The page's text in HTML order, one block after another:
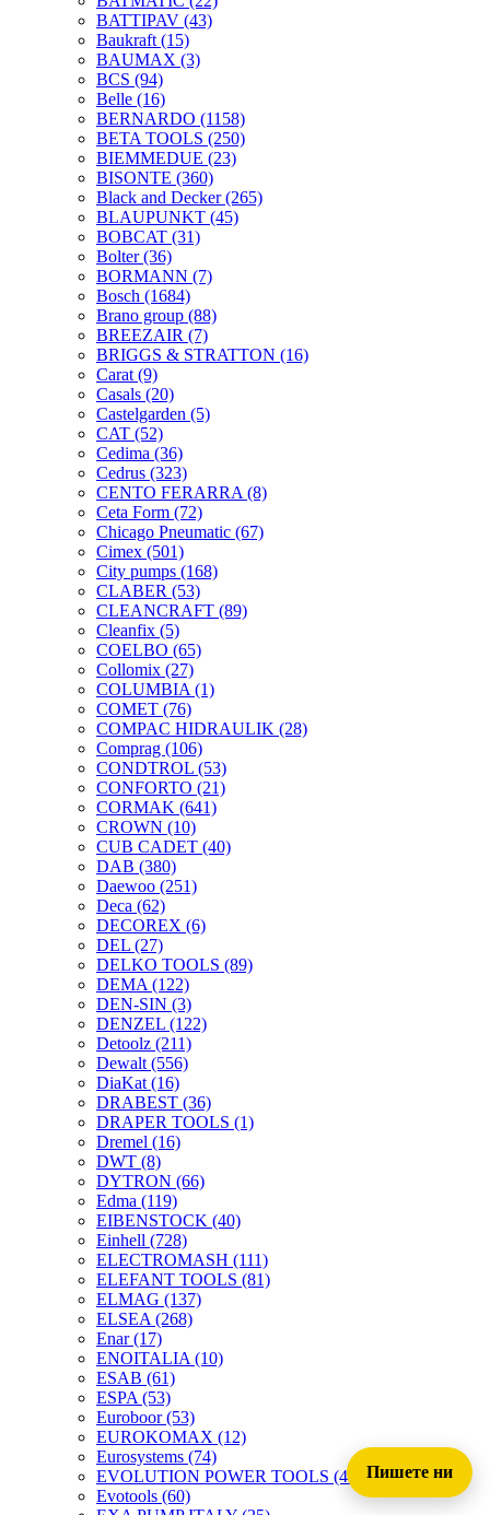
BATTIPAV (43)
Baukraft (15)
BAUMAX (3)
BCS (94)
Belle (16)
BERNARDO (1158)
BETA TOOLS (250)
BIEMMEDUE (23)
BISONTE (360)
Black and Decker(265)
BLAUPUNKT (45)
BOBCAT (31)
Bolter(36)
BORMANN (7)
Bosch (1684)
Brano group (88)
BREEZAIR (7)
BRIGGS & STRATTON (16)
Carat (9)
Casals (20)
Castelgarden (5)
CAT (52)
Cedima (36)
Cedrus (323)
CENTO FERARRA (8)
Ceta Form (72)
Chicago Pneumatic (67)
Cimex (501)
City pumps (168)
CLABER (53)
CLEANCRAFT (89)
Cleanfix (5)
COELBO (65)
Collomix (27)
COLUMBIA (1)
COMET (76)
COMPAC HIDRAULIK (28)
Comprag (106)
CONDTROL (53)
CONFORTO (21)
CORMAK (641)
CROWN (10)
CUB CADET (40)
DAB (380)
Daewoo (251)
Deca (62)
DECOREX (6)
DEL (27)
DELKO TOOLS (89)
DEMA (122)
DEN-SIN (3)
DENZEL (122)
Detoolz (211)
Dewalt (556)
DiaKat (16)
DRABEST (36)
DRAPER TOOLS (1)
Dremel (16)
DWT (8)
DYTRON (66)
Edma (119)
EIBENSTOCK (40)
Einhell (728)
ELECTROMASH (111)
ELEFANT TOOLS (81)
ELMAG (137)
ELSEA (268)
Enar(17)
ENOITALIA (10)
ESAB (61)
ESPA (53)
Euroboor(53)
EUROKOMAX (12)
Eurosystems (74)
EVOLUTION POWER TOOLS (45)
Evotools (60)
Пишете ни